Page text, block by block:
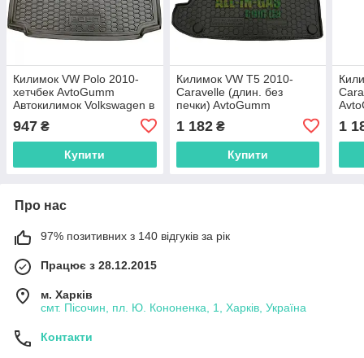
Килимок VW Polo 2010-
хетчбек AvtoGumm
Автокилимок Volkswagen в
Поло
947 ₴
Купити
Килимок VW T5 2010-
Caravelle (длин. без
печки) AvtoGumm
Автокилимок Volkswagen в
багажник Фольксваген Т5
1 182₴
Купити
1
Про нас
97% позитивних з 140 відгуків за рік
Працює з 28.12.2015
м. Харків
смт. Пісочин, пл. Ю. Кононенка, 1, Харків, Україна
Контакти